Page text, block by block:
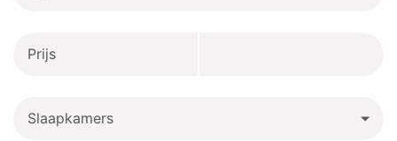
Prijs
Slaapkamers